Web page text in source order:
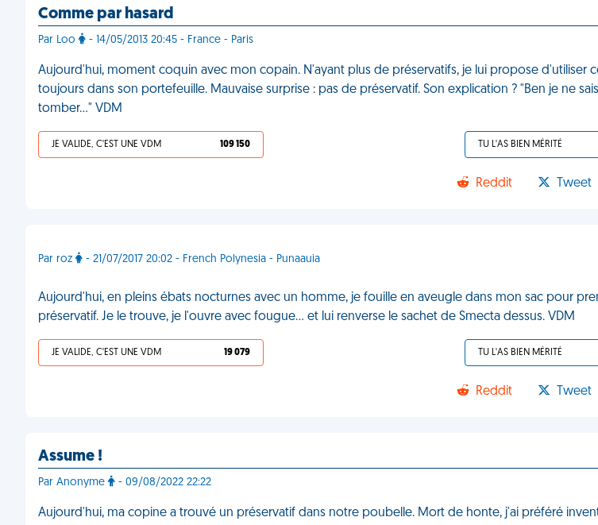
Comme par hasard
Par Loo - 14/05/2013 20:45 - France - Paris
Aujourd'hui, moment coquin avec mon copain. N'ayant plus de préservatifs, je lui propose d'utiliser
toujours dans son portefeuille. Mauvaise surprise : pas de préservatif. Son explication ? "Ben je ne
tomber..." VDM
JE VALIDE, C'EST UNE VDM 109 150 TU L'AS BIEN MÉRITÉ
Reddit Tweet
Par roz - 21/07/2017 20:02 - French Polynesia - Punaauia
Aujourd'hui, en pleins ébats nocturnes avec un homme, je fouille en aveugle dans mon sac pour
préservatif. Je le trouve, je l'ouvre avec fougue... et lui renverse le sachet de Smecta dessus. VDM
JE VALIDE, C'EST UNE VDM 19 079 TU L'AS BIEN MÉRITÉ
Reddit Tweet
Assume !
Par Anonyme - 09/08/2022 22:22
Aujourd'hui, ma copine a trouvé un préservatif dans notre poubelle. Mort de honte, j'ai préféré